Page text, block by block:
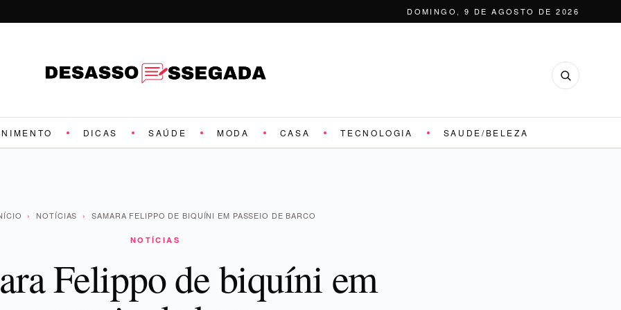
DOMINGO, 9 DE AGOSTO DE 2026
DICAS SAÚDE MODA CASA TECNOLOGIA SAUDE/BELEZA
› NOTÍCIAS › SAMARA FELIPPO DE BIQUÍNI EM PASSEIO DE BARCO
NOTÍCIAS
Felippo de biquíni em